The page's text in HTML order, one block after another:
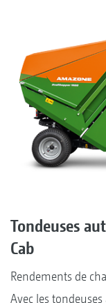
Tondeuses
Cab
Rendements de
Avec les